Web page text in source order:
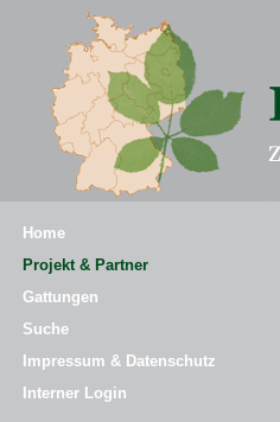
Home
Projekt & Partner
Gattungen
Suche
Impressum & Datenschutz
Interner Login